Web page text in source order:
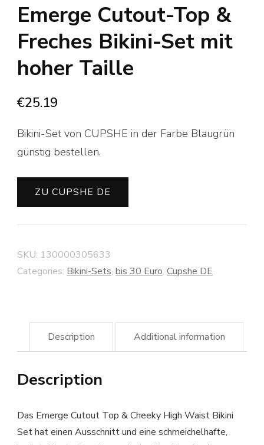
Emerge Cutout-Top &
Freches Bikini-Set mit
hoher Taille
€25.19
Bikini-Set von CUPSHE in der Farbe Blaugrün
günstig bestellen.
ZU CUPSHE DE
SKU: 130000305633
Categories: Bikini-Sets, bis 30 Euro, Cupshe DE
Description Additional information
Description
Das Emerge Cutout Top & Cheeky High Waist Bikini
Set hat einen Ausschnitt und eine schmeichelhafte,